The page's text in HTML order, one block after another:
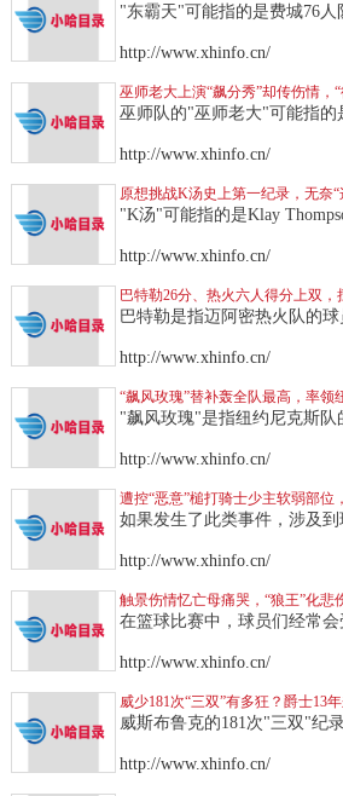
"东霸天"可能指的是费城76人
http://www.xhinfo.cn/
巫师老大上演“飙分秀”却传伤情，
巫师队的"巫师老大"可能指的
http://www.xhinfo.cn/
原想挑战K汤史上第一纪录，无奈
"K汤"可能指的是Klay
http://www.xhinfo.cn/
巴特勒26分、热火六人得分上双
巴特勒是指迈阿密热火队的球
http://www.xhinfo.cn/
“飙风玫瑰”替补轰全队最高，率领
"飙风玫瑰"是指纽约尼克斯队
http://www.xhinfo.cn/
遭控“恶意”槌打骑士少主软弱部位
如果发生了此类事件，涉及到
http://www.xhinfo.cn/
触景伤情忆亡母痛哭，“狼王”化悲
在篮球比赛中，球员们经常会
http://www.xhinfo.cn/
威少181次“三双”有多狂？爵士13
威斯布鲁克的181次"三双"纪
http://www.xhinfo.cn/